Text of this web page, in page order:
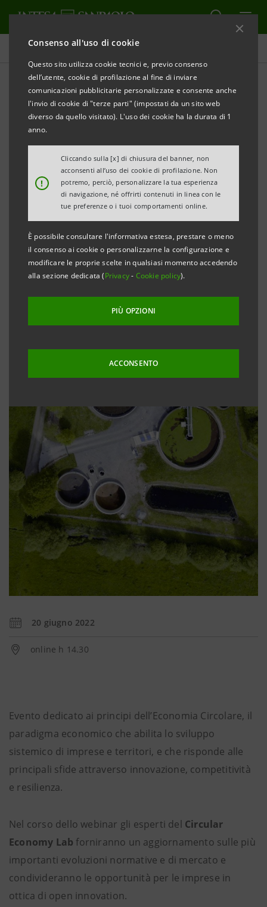
Consenso all'uso di cookie
Questo sito utilizza cookie tecnici e, previo consenso
dell’utente, cookie di profilazione al fine di inviare
comunicazioni pubblicitarie personalizzate e consente anche
l'invio di cookie di "terze parti" (impostati da un sito web
diverso da quello visitato). L'uso dei cookie ha la durata di 1
anno.
!
Cliccando sulla [x] di chiusura del banner, non
acconsenti all’uso dei cookie di profilazione. Non
potremo, perciò, personalizzare la tua esperienza
di navigazione, né offrirti contenuti in linea con le
tue preferenze o i tuoi comportamenti online.
È possibile consultare l'informativa estesa, prestare o meno
il consenso ai cookie o personalizzarne la configurazione e
modificare le proprie scelte in qualsiasi momento accedendo
alla sezione dedicata (Privacy- Cookie policy).
PIÙ OPZIONI
ACCONSENTO
Tutti gli eventi sostenuti dalla banca
SOSTENIBILITÀ
Economia Circolare: oltre la
Sostenibilità
20 giugno 2022
online h 14.30
Evento dedicato ai principi dell’Economia Circolare, il
paradigma economico che abilita lo sviluppo
sistemico di imprese e territori, e che risponde alle
principali sfide attraverso innovazione, competitività
e resilienza.
Nel corso dello webinar gli esperti del Circular
Economy Lab forniranno un aggiornamento sulle più
importanti evoluzioni normative e di mercato e
condivideranno le opportunità per le imprese in
ottica di open innovation.